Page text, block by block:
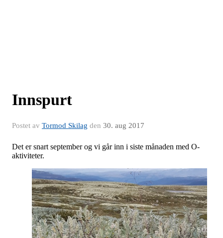
Innspurt
Postet av Tormod Skilag den 30. aug 2017
Det er snart september og vi går inn i siste månaden med O-
aktiviteter.